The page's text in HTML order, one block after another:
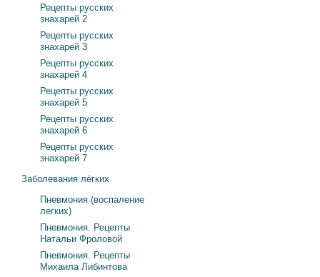
Рецепты русских
знахарей 2
Рецепты русских
знахарей 3
Рецепты русских
знахарей 4
Рецепты русских
знахарей 5
Рецепты русских
знахарей 6
Рецепты русских
знахарей 7
Заболевания лёгких
Пневмония (воспаление
легких)
Пневмония. Рецепты
Натальи Фроловой
Пневмония. Рецепты
Михаила Либинтова